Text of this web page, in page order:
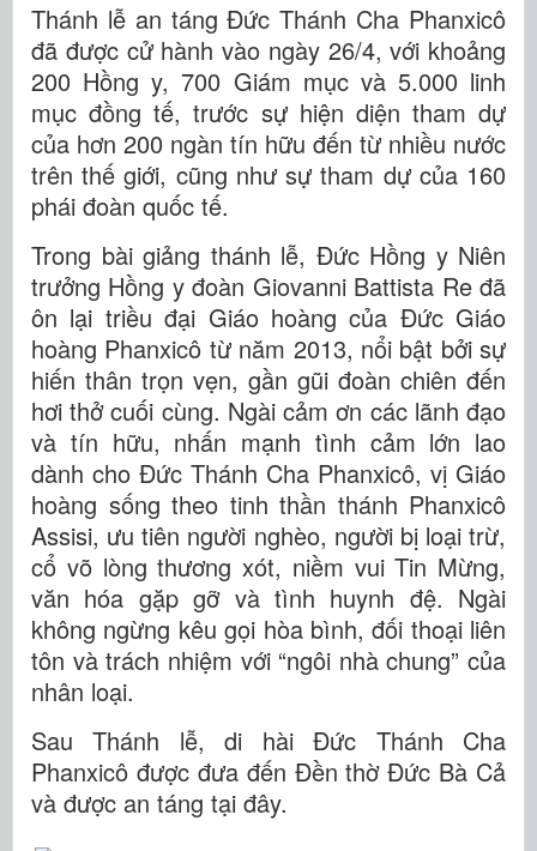
Thánh lễ an táng Đức Thánh Cha Phanxicô
đã được cử hành vào ngày 26/4, với khoảng
200 Hồng y, 700 Giám mục và 5.000 linh
mục đồng tế, trước sự hiện diện tham dự
của hơn 200 ngàn tín hữu đến từ nhiều nước
trên thế giới, cũng như sự tham dự của 160
phái đoàn quốc tế.
Trong bài giảng thánh lễ, Đức Hồng y Niên
trưởng Hồng y đoàn Giovanni Battista Re đã
ôn lại triều đại Giáo hoàng của Đức Giáo
hoàng Phanxicô từ năm 2013, nổi bật bởi sự
hiến thân trọn vẹn, gần gũi đoàn chiên đến
hơi thở cuối cùng. Ngài cảm ơn các lãnh đạo
và tín hữu, nhấn mạnh tình cảm lớn lao
dành cho Đức Thánh Cha Phanxicô, vị Giáo
hoàng sống theo tinh thần thánh Phanxicô
Assisi, ưu tiên người nghèo, người bị loại trừ,
cổ võ lòng thương xót, niềm vui Tin Mừng,
văn hóa gặp gỡ và tình huynh đệ. Ngài
không ngừng kêu gọi hòa bình, đối thoại liên
tôn và trách nhiệm với “ngôi nhà chung” của
nhân loại.
Sau Thánh lễ, di hài Đức Thánh Cha
Phanxicô được đưa đến Đền thờ Đức Bà Cả
và được an táng tại đây.